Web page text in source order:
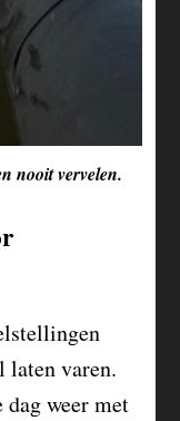
nooit vervelen.
laten varen.
weer met